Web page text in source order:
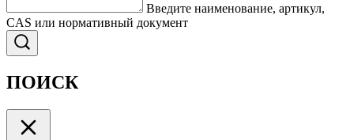
Введите наименование, артикул,
CAS или нормативный документ
ПОИСК